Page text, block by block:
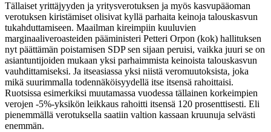
Tällaiset yrittäjyyden ja yritysverotuksen ja myös kasvupääoman
verotuksen kiristämiset olisivat kyllä parhaita keinoja talouskasvun
tukahduttamiseen. Maailman kireimpiin kuuluvien
marginaaliveroasteiden pääministeri Petteri Orpon (kok) hallituksen
nyt päättämän poistamisen SDP sen sijaan peruisi, vaikka juuri se on
asiantuntijoiden mukaan yksi parhaimmista keinoista talouskasvun
vauhdittamiseksi. Ja itseasiassa yksi niistä veromuutoksista, joka
mikä suurimmalla todennäköisyydellä itse itsensä rahoittaisi.
Ruotsissa esimerkiksi muutamassa vuodessa tällainen korkeimpien
verojen -5%-yksikön leikkaus rahoitti itsensä 120 prosenttisesti. Eli
pienemmällä verotuksella saatiin valtion kassaan kruunuja selvästi
enemmän.